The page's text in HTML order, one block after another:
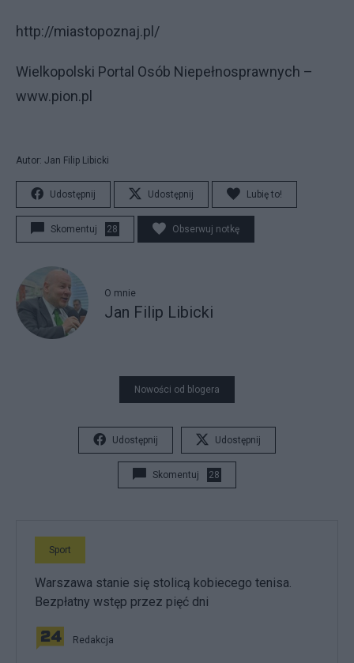
http://miastopoznaj.pl/
Wielkopolski Portal Osób Niepełnosprawnych –
www.pion.pl
Autor: Jan Filip Libicki
Udostępnij Udostępnij Lubię to!
Skomentuj 28 Obserwuj notkę
O mnie
Jan Filip Libicki
Nowości od blogera
Udostępnij Udostępnij
Skomentuj 28
Sport
Warszawa stanie się stolicą kobiecego tenisa.
Bezpłatny wstęp przez pięć dni
Redakcja